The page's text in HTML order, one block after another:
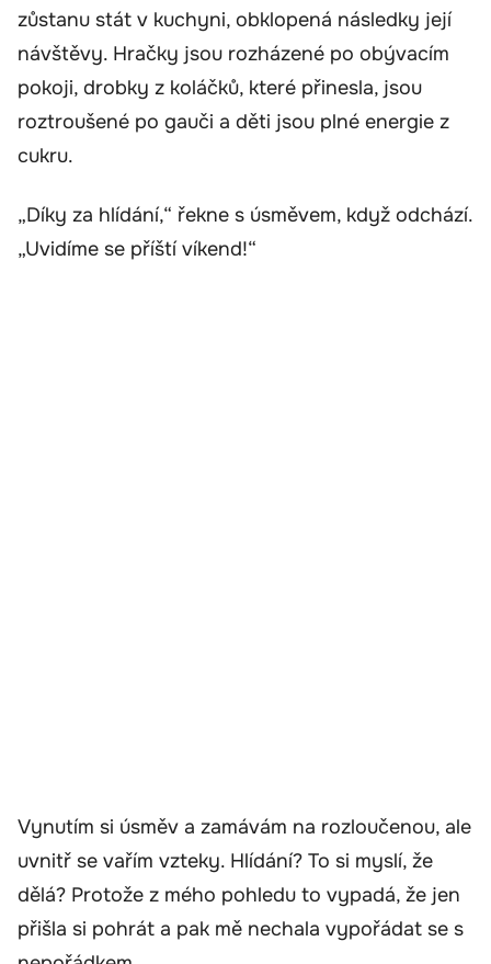
zůstanu stát v kuchyni, obklopená následky její
návštěvy. Hračky jsou rozházené po obývacím
pokoji, drobky z koláčků, které přinesla, jsou
roztroušené po gauči a děti jsou plné energie z
cukru.
„Díky za hlídání,“ řekne s úsměvem, když odchází.
„Uvidíme se příští víkend!“
Vynutím si úsměv a zamávám na rozloučenou, ale
uvnitř se vařím vzteky. Hlídání? To si myslí, že
dělá? Protože z mého pohledu to vypadá, že jen
přišla si pohrát a pak mě nechala vypořádat se s